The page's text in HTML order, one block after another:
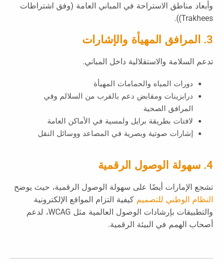
وأبعاد مناطق الاستراحة في المباني العامة (وفق اشتراطات
Trakhees)).
3. المرافق المهيأة والإشارات
تدعم السلامة والاستقلالية داخل المباني.
دورات المياه والحمامات المهيأة
درابزينات ومقابض دعم بالقرب من السلالم وفي
المرافق الصحية
لافتات بطريقة برايل ولمسية في الأماكن العامة
إشارات صوتية وبصرية في المصاعد ووسائل النقل
4. سهولة الوصول الرقمية
تشجع الإمارات أيضًا على سهولة الوصول الرقمية، حيث يوضح
النظام الوطني للتصميم كيفية التزام المواقع الإلكترونية
والتطبيقات بإرشادات الوصول العالمية مثل WCAG، لدعم
أصحاب الهمم في البيئة الرقمية.